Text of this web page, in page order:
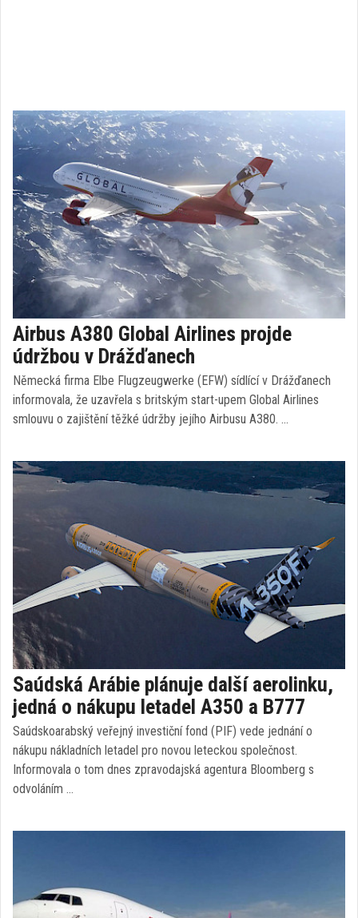
Airbus A380 Global Airlines projde
údržbou v Drážďanech
Německá firma Elbe Flugzeugwerke (EFW) sídlící v Drážďanech
informovala, že uzavřela s britským start-upem Global Airlines
smlouvu o zajištění těžké údržby jejího Airbusu A380. …
Saúdská Arábie plánuje další aerolinku,
jedná o nákupu letadel A350 a B777
Saúdskoarabský veřejný investiční fond (PIF) vede jednání o
nákupu nákladních letadel pro novou leteckou společnost.
Informovala o tom dnes zpravodajská agentura Bloomberg s
odvoláním …